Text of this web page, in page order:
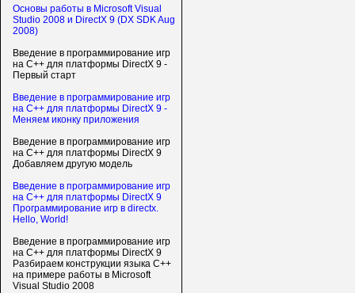
Основы работы в Microsoft Visual
Studio 2008 и DirectX 9 (DX SDK Aug
2008)
Введение в программирование игр
на С++ для платформы DirectX 9 -
Первый старт
Введение в программирование игр
на С++ для платформы DirectX 9 -
Меняем иконку приложения
Введение в программирование игр
на С++ для платформы DirectX 9
Добавляем другую модель
Введение в программирование игр
на С++ для платформы DirectX 9
Программирование игр в directx.
Hello, World!
Введение в программирование игр
на С++ для платформы DirectX 9
Разбираем конструкции языка C++
на примере работы в Microsoft
Visual Studio 2008